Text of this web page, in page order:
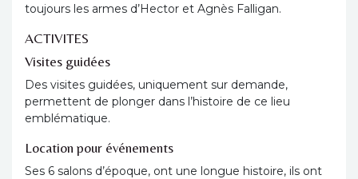
toujours les armes d’Hector et Agnès Falligan.
ACTIVITES
Visites guidées
Des visites guidées, uniquement sur demande,
permettent de plonger dans l’histoire de ce lieu
emblématique.
Location pour événements
Ses 6 salons d’époque, ont une longue histoire, ils ont